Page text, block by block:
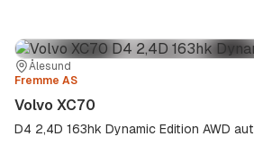
Sted:
Ålesund
Forhandler:
Fremme AS
Volvo XC70
D4 2,4D 163hk Dynamic Edition AWD aut